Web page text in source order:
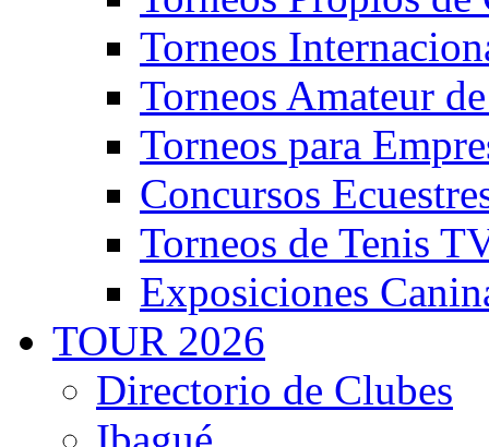
Torneos
Torneos Amateur
Torneos para
Concursos
Torneos de Tenis
Exposiciones
TOUR 2026
Directorio de Clubes